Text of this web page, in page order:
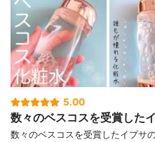
5.00
数々のベスコスを受賞した
数々のベスコスを受賞したイプサ